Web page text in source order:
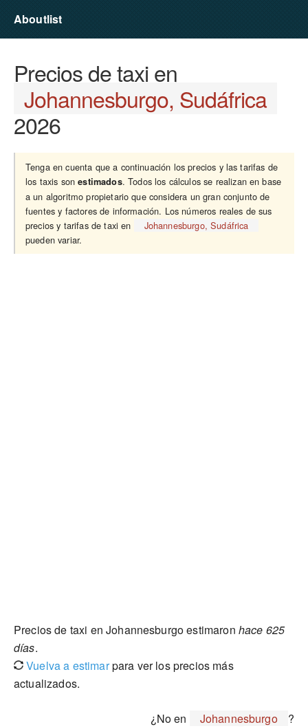
Aboutlist
Precios de taxi en
Johannesburgo, Sudáfrica
2026
Tenga en cuenta que a continuación los precios y las tarifas de
los taxis sonestimados. Todos los cálculos se realizan en base
a un algoritmo propietario que considera un gran conjunto de
fuentes y factores de información. Los números reales de sus
precios y tarifas de taxi en
Johannesburgo, Sudáfrica
pueden variar.
Precios de taxi en Johannesburgo estimaron hace 625
días.
Vuelva a estimarpara ver los precios más
actualizados.
¿No en Johannesburgo ?